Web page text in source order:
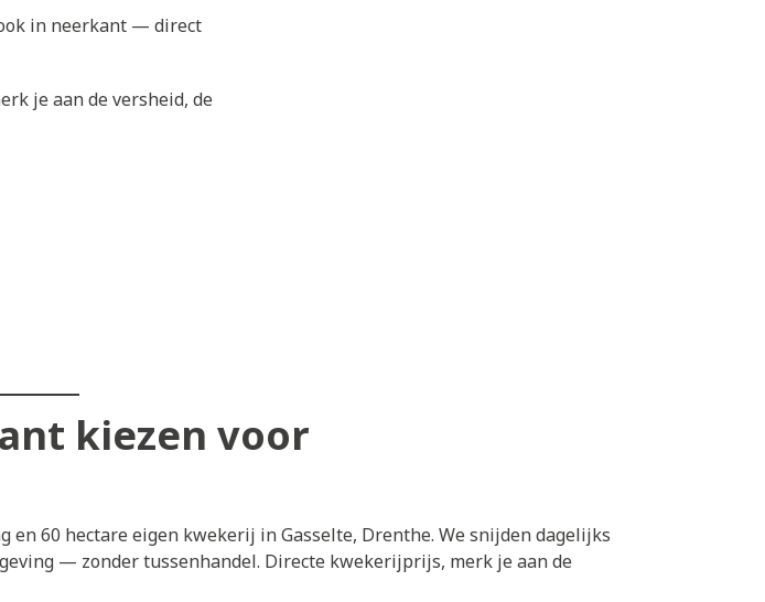
in neerkant — direct
je aan de versheid, de
kiezen voor
60 hectare eigen kwekerij in Gasselte, Drenthe. We snijden dagelijks
— zonder tussenhandel. Directe kwekerijprijs, merk je aan de